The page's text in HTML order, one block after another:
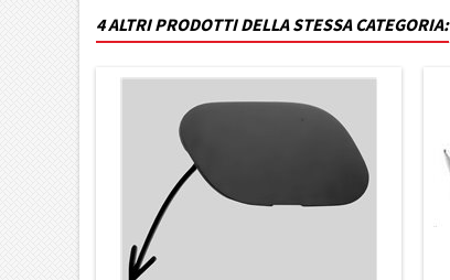
4 ALTRI PRODOTTI DELLA STESSA CATEGORIA: